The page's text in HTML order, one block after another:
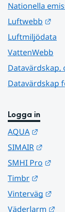
Nationella
Luftwebb
Luftmiljödata
VattenWebb
Datavärdskap
Logga in
AQUA
SIMAIR
SMHI Pro
Timbr
Vinterväg
Väderlarm